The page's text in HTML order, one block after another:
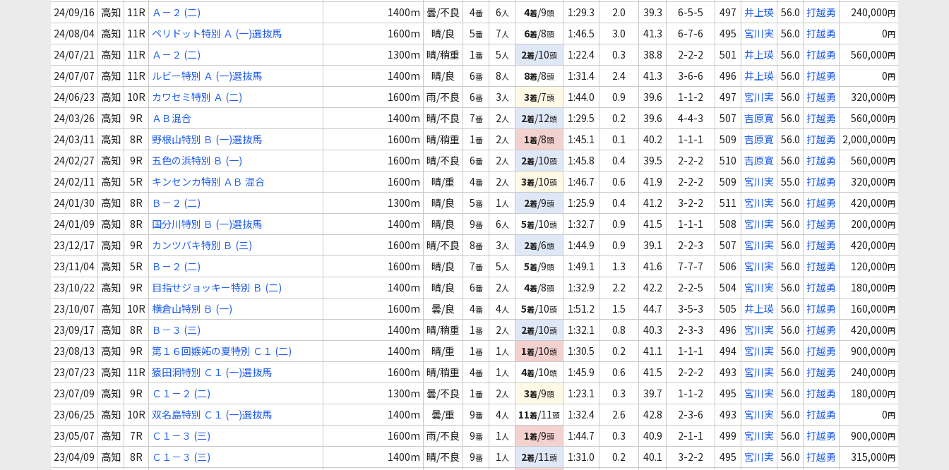
24/09/16 高知 11R Ａ－２ (二) 1400m 曇/不良 4番 6人 4着/9頭 1:29.3 2.0 39.3 6-5-5 497 井上瑛 56.0 打越勇 240,000円
24/08/04 高知 11R ペリドット特別 Ａ (一)選抜馬 1600m 晴/良 5番 7人 6着/8頭 1:46.5 3.0 41.3 6-7-6 495 宮川実 56.0 打越勇 0円
24/07/21 高知 11R Ａ－２ (二) 1300m 晴/稍重 1番 5人 2着/10頭 1:22.4 0.3 38.8 2-2-2 501 井上瑛 56.0 打越勇 560,000円
24/07/07 高知 11R ルビー特別 Ａ (一)選抜馬 1400m 晴/良 6番 8人 8着/8頭 1:31.4 2.4 41.3 3-6-6 496 井上瑛 56.0 打越勇 0円
24/06/23 高知 10R カワセミ特別 Ａ (二) 1600m 雨/不良 6番 3人 3着/7頭 1:44.0 0.9 39.6 1-1-2 497 宮川実 56.0 打越勇 320,000円
24/03/26 高知 9R ＡＢ混合 1400m 晴/不良 7番 2人 2着/12頭 1:29.5 0.2 39.6 4-4-3 507 吉原寛 56.0 打越勇 560,000円
24/03/11 高知 8R 野根山特別 Ｂ (一)選抜馬 1600m 晴/稍重 1番 2人 1着/8頭 1:45.1 0.1 40.2 1-1-1 509 吉原寛 56.0 打越勇 2,000,000円
24/02/27 高知 9R 五色の浜特別 Ｂ (一) 1600m 晴/不良 6番 2人 2着/10頭 1:45.8 0.4 39.5 2-2-2 510 吉原寛 56.0 打越勇 560,000円
24/02/11 高知 5R キンセンカ特別 ＡＢ 混合 1600m 晴/重 4番 2人 3着/10頭 1:46.7 0.6 41.9 2-2-2 509 宮川実 55.0 打越勇 320,000円
24/01/30 高知 8R Ｂ－２ (二) 1300m 晴/良 5番 1人 2着/9頭 1:25.9 0.4 41.2 3-2-2 511 宮川実 56.0 打越勇 420,000円
24/01/09 高知 8R 国分川特別 Ｂ (一)選抜馬 1400m 晴/良 9番 6人 5着/10頭 1:32.7 0.9 41.5 1-1-1 508 宮川実 56.0 打越勇 200,000円
23/12/17 高知 9R カンツバキ特別 Ｂ (三) 1600m 晴/不良 8番 3人 2着/6頭 1:44.9 0.9 39.1 2-2-3 507 宮川実 56.0 打越勇 420,000円
23/11/04 高知 5R Ｂ－２ (二) 1600m 晴/良 7番 5人 5着/9頭 1:49.1 1.3 41.6 7-7-7 506 宮川実 56.0 打越勇 120,000円
23/10/22 高知 9R 目指せジョッキー特別 Ｂ (二) 1400m 晴/良 6番 2人 4着/8頭 1:32.9 2.2 42.2 2-2-5 504 宮川実 56.0 打越勇 180,000円
23/10/07 高知 10R 横倉山特別 Ｂ (一) 1600m 曇/良 4番 4人 5着/10頭 1:51.2 1.5 44.7 3-5-3 505 井上瑛 56.0 打越勇 160,000円
23/09/17 高知 8R Ｂ－３ (三) 1400m 晴/稍重 1番 2人 2着/10頭 1:32.1 0.8 40.3 2-3-3 496 宮川実 56.0 打越勇 420,000円
23/08/13 高知 9R 第１６回嫉妬の夏特別 Ｃ１ (二) 1400m 晴/重 1番 1人 1着/10頭 1:30.5 0.2 41.1 1-1-1 494 宮川実 56.0 打越勇 900,000円
23/07/23 高知 11R 猿田洞特別 Ｃ１ (一)選抜馬 1600m 晴/稍重 4番 1人 4着/10頭 1:45.9 0.6 41.5 2-2-2 493 宮川実 56.0 打越勇 240,000円
23/07/09 高知 9R Ｃ１－２ (二) 1300m 曇/不良 1番 2人 3着/9頭 1:23.1 0.3 39.7 1-1-2 495 宮川実 56.0 打越勇 180,000円
23/06/25 高知 10R 双名島特別 Ｃ１ (一)選抜馬 1400m 曇/重 9番 4人 11着/11頭 1:32.4 2.6 42.8 2-3-6 493 宮川実 56.0 打越勇 0円
23/05/07 高知 7R Ｃ１－３ (三) 1600m 雨/不良 9番 1人 1着/9頭 1:44.7 0.3 40.9 2-1-1 499 宮川実 56.0 打越勇 900,000円
23/04/09 高知 8R Ｃ１－３ (三) 1400m 晴/不良 9番 1人 2着/11頭 1:31.0 0.2 40.1 3-2-2 495 宮川実 56.0 打越勇 315,000円